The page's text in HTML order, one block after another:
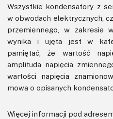
Wszystkie kondensatory z
w obwodach elektrycznych,
przemiennego, w zakresie
wynika i ujęta jest w
pamiętać, że wartość
amplituda napięcia
wartości napięcia
mowa o opisanych
Więcej informacji pod